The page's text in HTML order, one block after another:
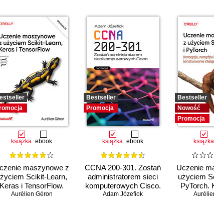
książka ebook
maszynowe z
Scikit-Learn,
Keras i TensorFlow.
Wydanie III
Aurélien Géron
Bestseller
Promocja
książka ebook
CCNA 200-301. Zostań
administratorem sieci
komputerowych Cisco.
Wydanie II
Adam Józefiok
Bestseller
Nowość
Promocja
książka
Uczenie
użyciem
PyTorch.